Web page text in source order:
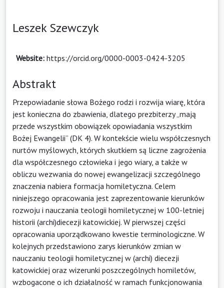
Leszek Szewczyk
Website: https://orcid.org/0000-0003-0424-3205
Abstrakt
Przepowiadanie słowa Bożego rodzi i rozwija wiarę, która
jest konieczna do zbawienia, dlatego prezbiterzy „mają
przede wszystkim obowiązek opowiadania wszystkim
Bożej Ewangelii” (DK 4). W kontekście wielu współczesnych
nurtów myślowych, których skutkiem są liczne zagrożenia
dla współczesnego człowieka i jego wiary, a także w
obliczu wezwania do nowej ewangelizacji szczególnego
znaczenia nabiera formacja homiletyczna. Celem
niniejszego opracowania jest zaprezentowanie kierunków
rozwoju i nauczania teologii homiletycznej w 100-letniej
historii (archi)diecezji katowickiej. W pierwszej części
opracowania uporządkowano kwestie terminologiczne. W
kolejnych przedstawiono zarys kierunków zmian w
nauczaniu teologii homiletycznej w (archi) diecezji
katowickiej oraz wizerunki poszczególnych homiletów,
wzbogacone o ich działalność w ramach funkcjonowania